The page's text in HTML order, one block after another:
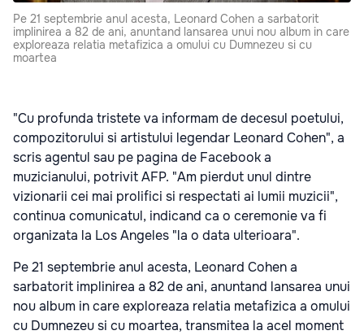
Pe 21 septembrie anul acesta, Leonard Cohen a sarbatorit
implinirea a 82 de ani, anuntand lansarea unui nou album in care
exploreaza relatia metafizica a omului cu Dumnezeu si cu
moartea
"Cu profunda tristete va informam de decesul poetului,
compozitorului si artistului legendar Leonard Cohen", a
scris agentul sau pe pagina de Facebook a
muzicianului, potrivit AFP. "Am pierdut unul dintre
vizionarii cei mai prolifici si respectati ai lumii muzicii",
continua comunicatul, indicand ca o ceremonie va fi
organizata la Los Angeles "la o data ulterioara".
Pe 21 septembrie anul acesta, Leonard Cohen a
sarbatorit implinirea a 82 de ani, anuntand lansarea unui
nou album in care exploreaza relatia metafizica a omului
cu Dumnezeu si cu moartea, transmitea la acel moment